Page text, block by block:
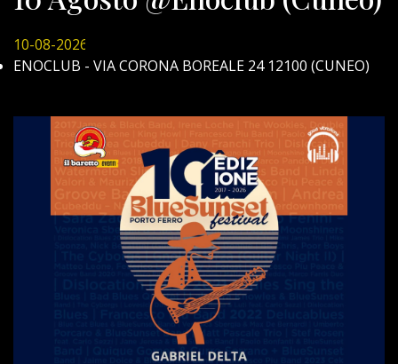
10-08-2026
ENOCLUB - VIA CORONA BOREALE 24 12100 (CUNEO)